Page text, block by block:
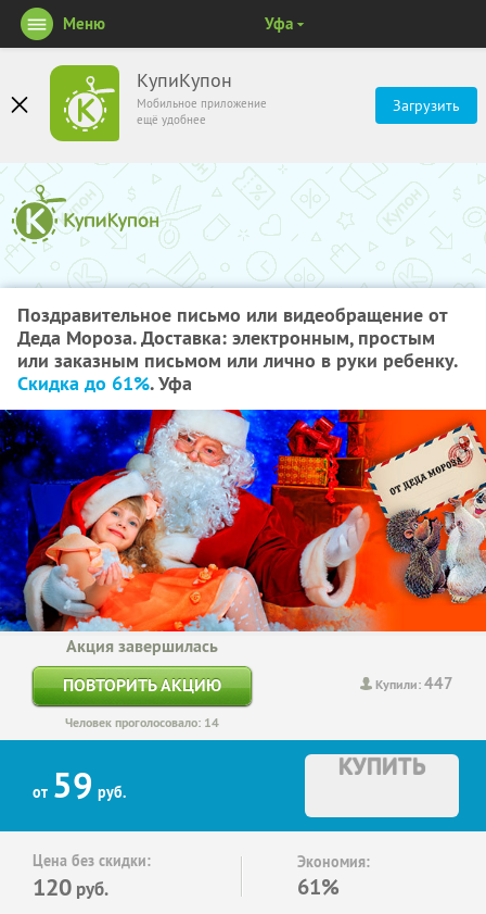
КупиКупон
Мобильное приложение
ещё удобнее
Загрузить
Меню Уфа
Поздравительное письмо или видеобращение от
Деда Мороза. Доставка: электронным, простым
или заказным письмом или лично в руки ребенку.
Скидка до 61%. Уфа
Купили:447
Акция завершилась
ПОВТОРИТЬ АКЦИЮ
Человек проголосовало: 14
от 59 руб.
КУПИТЬ
Цена без скидки:
120 руб.
Экономия:
61%